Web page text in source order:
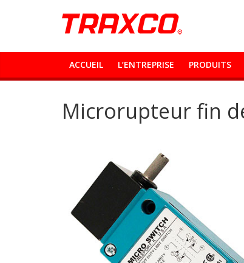
ACCUEIL L’ENTREPRISE PRODUITS
Microrupteur fin